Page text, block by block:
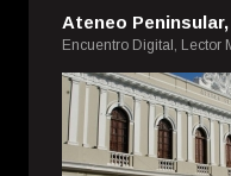
Ateneo
Encuentro Digital, Lector